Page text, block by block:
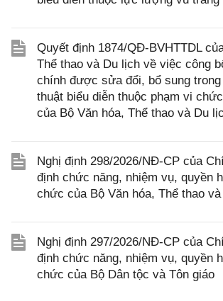
Quyết định 1874/QĐ-BVHTTDL
Thể thao và Du lịch về việc công
chính được sửa đổi, bổ sung
thuật biểu diễn thuộc phạm vi
của Bộ Văn hóa, Thể thao và Du
Nghị định 298/2026/NĐ-CP của
định chức năng, nhiệm vụ, quyền
chức của Bộ Văn hóa, Thể thao
Nghị định 297/2026/NĐ-CP của
định chức năng, nhiệm vụ, quyền
chức của Bộ Dân tộc và Tôn giáo